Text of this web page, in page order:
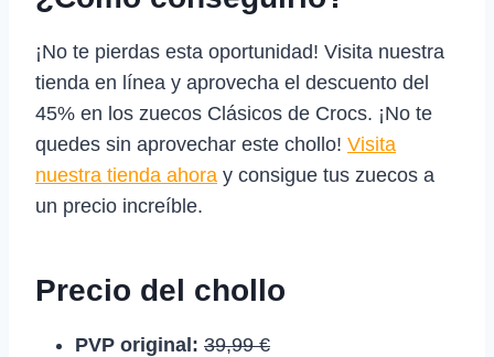
¡No te pierdas esta oportunidad! Visita nuestra
tienda en línea y aprovecha el descuento del
45% en los zuecos Clásicos de Crocs. ¡No te
quedes sin aprovechar este chollo! Visita
nuestra tienda ahora y consigue tus zuecos a
un precio increíble.
Precio del chollo
PVP original: 39,99 €